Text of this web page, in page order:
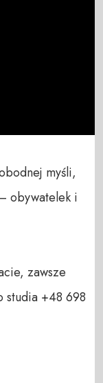
myśli,
obywatelek i
zawsze
studia +48 698